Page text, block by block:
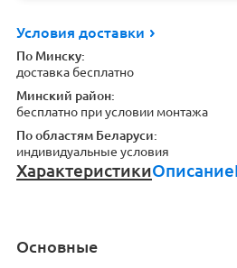
Условия доставки
По Минску:
доставка бесплатно
Минский район:
бесплатно при условии монтажа
По областям Беларуси:
индивидуальные условия
ХарактеристикиОписание
Основные